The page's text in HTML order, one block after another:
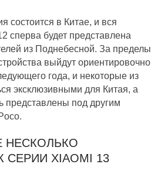
состоится в Китае, и вся
сперва будет представлена
из Поднебесной. За пределы
выйдут ориентировочно
года, и некоторые из
эксклюзивными для Китая, а
представлены под другим
НЕСКОЛЬКО
СЕРИИ XIAOMI 13